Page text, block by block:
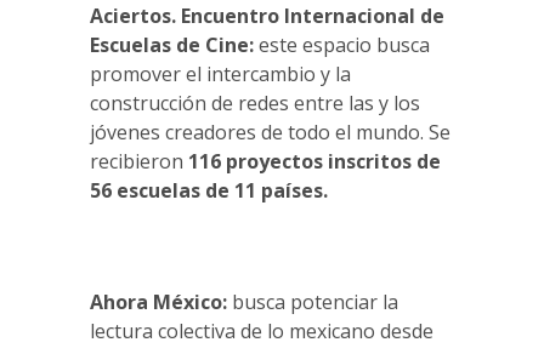
Aciertos. Encuentro Internacional de
Escuelas de Cine:este espacio busca
promover el intercambio y la
construcción de redes entre las y los
jóvenes creadores de todo el mundo. Se
recibieron 116 proyectos inscritos de
56 escuelas de 11 países.
Ahora México: busca potenciar la
lectura colectiva de lo mexicano desde